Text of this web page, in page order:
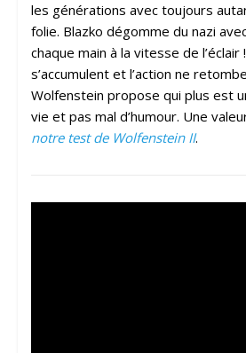
les générations avec toujours
folie. Blazko dégomme du nazi
chaque main à la vitesse de l’éclair
s’accumulent et l’action ne
Wolfenstein propose qui plus est
vie et pas mal d’humour. Une
notre test de Wolfenstein II.